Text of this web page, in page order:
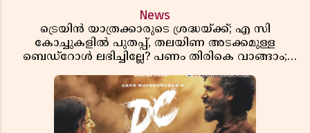
News
ട്രെയിൻ യാത്രക്കാരുടെ ശ്രദ്ധയ്ക്ക്; എ സി
കോച്ചുകളിൽ പുതപ്പ്, തലയിണ അടക്കമുള്ള
ബെഡ്റോൾ ലഭിച്ചില്ലേ? പണം തിരികെ വാങ്ങാം;